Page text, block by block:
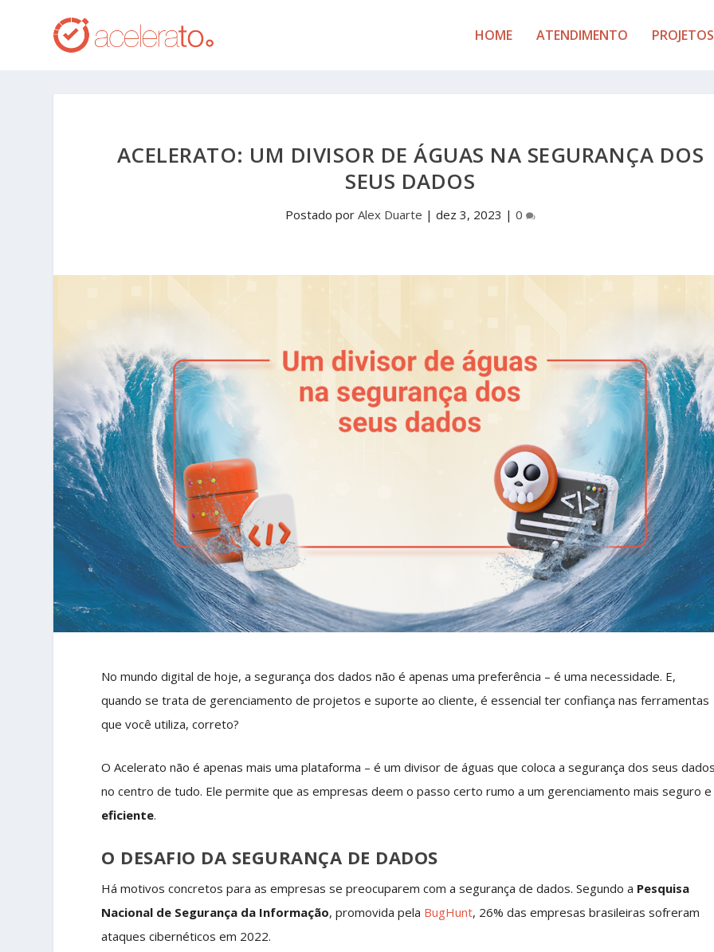
HOME ATENDIMENTO PROJETOS
ACELERATO: UM DIVISOR DE ÁGUAS NA SEGURANÇA DOS
SEUS DADOS
Postado por Alex Duarte | dez 3, 2023 | 0
No mundo digital de hoje, a segurança dos dados não é apenas uma preferência – é uma necessidade. E,
quando se trata de gerenciamento de projetos e suporte ao cliente, é essencial ter confiança nas ferramentas
que você utiliza, correto?
O Acelerato não é apenas mais uma plataforma – é um divisor de águas que coloca a segurança dos seus
no centro de tudo. Ele permite que as empresas deem o passo certo rumo a um gerenciamento mais seguro e
eficiente.
O DESAFIO DA SEGURANÇA DE DADOS
Há motivos concretos para as empresas se preocuparem com a segurança de dados. Segundo a Pesquisa
Nacional de Segurança da Informação, promovida pela BugHunt, 26% das empresas brasileiras sofreram
ataques cibernéticos em 2022.